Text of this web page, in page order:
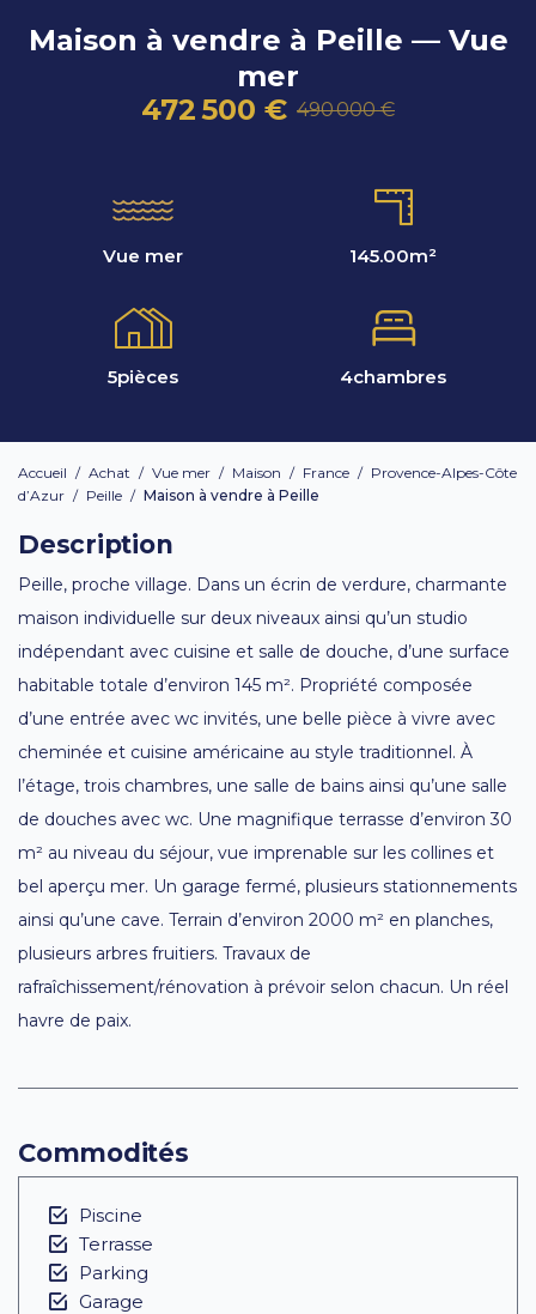
Maison à vendre à Peille — Vue
mer
472 500 € 490 000 €
Vue mer 145.00m²
5pièces 4chambres
Accueil / Achat / Vue mer / Maison / France / Provence-Alpes-Côte
d’Azur / Peille / Maison à vendre à Peille
Description
Peille, proche village. Dans un écrin de verdure, charmante
maison individuelle sur deux niveaux ainsi qu’un studio
indépendant avec cuisine et salle de douche, d’une surface
habitable totale d’environ 145 m². Propriété composée
d’une entrée avec wc invités, une belle pièce à vivre avec
cheminée et cuisine américaine au style traditionnel. À
l’étage, trois chambres, une salle de bains ainsi qu’une salle
de douches avec wc. Une magnifique terrasse d’environ 30
m² au niveau du séjour, vue imprenable sur les collines et
bel aperçu mer. Un garage fermé, plusieurs stationnements
ainsi qu’une cave. Terrain d’environ 2000 m² en planches,
plusieurs arbres fruitiers. Travaux de
rafraîchissement/rénovation à prévoir selon chacun. Un réel
havre de paix.
Commodités
Piscine
Terrasse
Parking
Garage